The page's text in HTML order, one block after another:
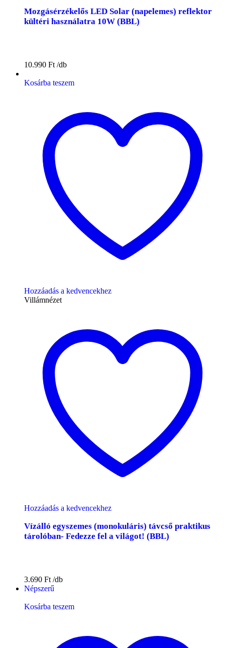
Mozgásérzékelős LED Solar (napelemes) reflektor
kültéri használatra 10W (BBL)
10.990 Ft
Kosárba teszem
Hozzáadás a kedvencekhez
Villámnézet
Hozzáadás a kedvencekhez
Vízálló egyszemes (monokuláris) távcső praktikus
tárolóban- Fedezze fel a világot! (BBL)
3.690 Ft
Népszerű
Kosárba teszem